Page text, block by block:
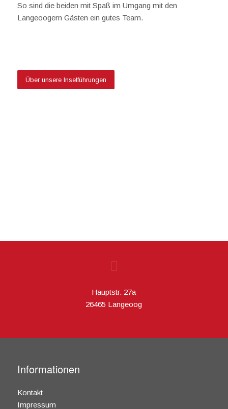
So sind die beiden mit Spaß im Umgang mit den
Langeoogern Gästen ein gutes Team.
Über unsere Inselführungen
Hauptstr. 27a
26465 Langeoog
Informationen
Kontakt
Impressum